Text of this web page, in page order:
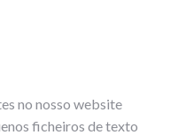
no nosso website
ficheiros de texto